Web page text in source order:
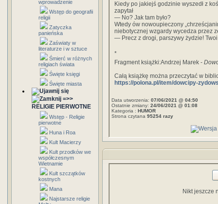
wprowadzenie
Wstęp do geografii
religii
Zatyczka
panieńska
Zaświaty w
literaturze i w sztuce
Śmierć w różnych
religiach świata
Święte księgi
Święte miasta
=>>
RELIGIE PIERWOTNE
Wstęp - Religie
pierwotne
Huna i Roa
Kult Macierzy
Kult przodków we
współczesnym
Wietnamie
Kult szczątków
kostnych
Mana
Najstarsze religie
Kiedy po jakiejś godzinie wyszedł z
zapytał
— No? Jak tam było?
Wtedy ów nowoupieczony
niebotycznej wzgardy wycedza przez
— Precz z drogi, parszywy żydzie!
*
Fragment książki:Andrzej Marek -
Całą książkę można przeczytać w
https://polona.pl/item/dowcipy-
Data utworzenia: 07/06/2021 @ 04:50
Ostatnie zmiany: 24/06/2021 @ 01:08
Kategoria : HUMOR
Strona czytana 95254 razy
Nikt jeszcze